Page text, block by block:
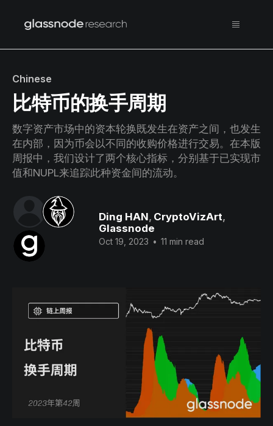
Chinese
比特币的换手周期
数字资产市场中的资本轮换既发生在资产之间，也发生
在内部，因为币会以不同的收购价格进行交易。在本版
周报中，我们设计了两个核心指标，分别基于已实现市
值和NUPL来追踪此种资金间的流动。
Ding HAN, CryptoVizArt,
Glassnode
Oct 19, 2023 • 11 min read